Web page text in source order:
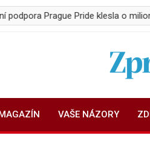
Pride klesla o milion korun,
VAŠE NÁZORY